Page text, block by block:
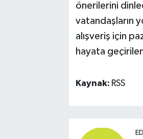
önerilerini
vatandaşların
alışveriş için
hayata
Kaynak: RSS